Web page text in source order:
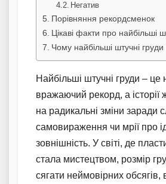
Негатив
Порівняння рекордсменок
Цікаві факти про найбільші
Чому найбільші штучні
Найбільші штучні груди – це
вражаючий рекорд, а історії
на радикальні зміни заради
самовираження чи мрії про
зовнішність. У світі, де
стала мистецтвом, розмір
сягати неймовірних обсягів,